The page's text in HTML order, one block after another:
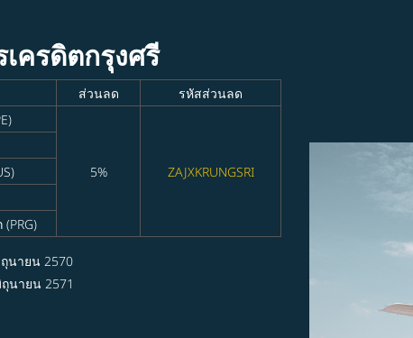
ครดิตกรุงศรี
ส่วนลด รหัสส่วนลด
5% ZAJXKRUNGSRI
นายน 2570
นายน 2571